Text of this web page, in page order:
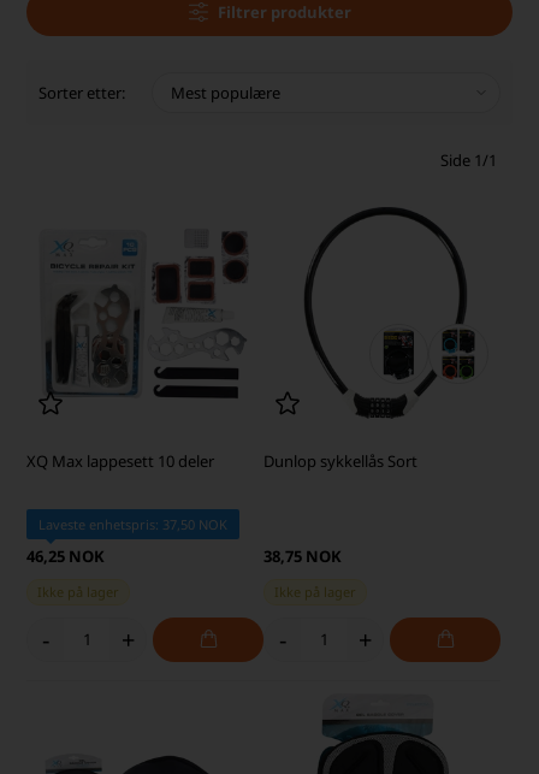
Filtrer produkter
Sorter etter:
Side 1/1
XQ Max lappesett 10 deler
Laveste enhetspris: 37,50 NOK
46,25 NOK
Ikke på lager
- +
Dunlop sykkellås Sort
38,75 NOK
Ikke på lager
- +